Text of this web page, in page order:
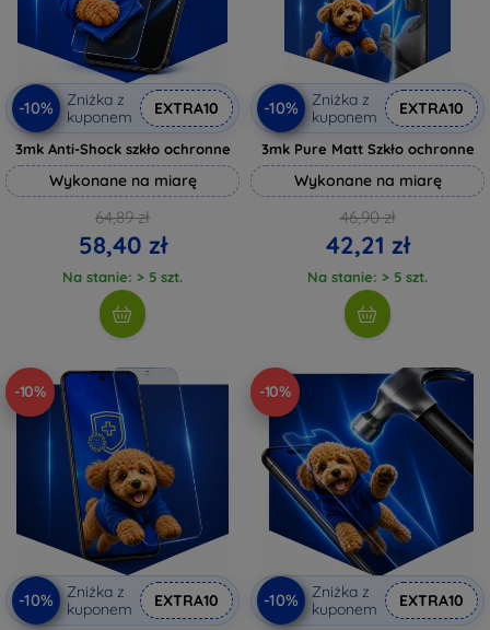
-10%
Zniżka z
kuponem
EXTRA10
3mk Anti-Shock szkło ochronne
Wykonane na miarę
64,89 zł
58,40 zł
Na stanie: > 5 szt.
-10%
Zniżka z
kuponem
EXTRA10
3mk Pure Matt Szkło ochronne
Wykonane na miarę
46,90 zł
42,21 zł
Na stanie: > 5 szt.
-10%
-10%
Zniżka z
kuponem
EXTRA10
-10%
-10%
Zniżka z
kuponem
EXTRA10